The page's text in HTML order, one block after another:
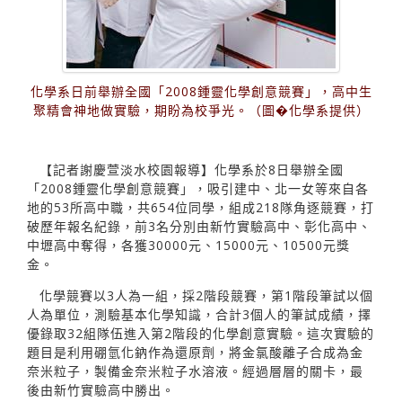
化學系日前舉辦全國「2008鍾靈化學創意競賽」，高中生
聚精會神地做實驗，期盼為校爭光。（圖�化學系提供）
【記者謝慶萱淡水校園報導】化學系於8日舉辦全國
「2008鍾靈化學創意競賽」，吸引建中、北一女等來自各
地的53所高中職，共654位同學，組成218隊角逐競賽，打
破歷年報名紀錄，前3名分別由新竹實驗高中、彰化高中、
中壢高中奪得，各獲30000元、15000元、10500元獎
金。
化學競賽以3人為一組，採2階段競賽，第1階段筆試以個
人為單位，測驗基本化學知識，合計3個人的筆試成績，擇
優錄取32組隊伍進入第2階段的化學創意實驗。這次實驗的
題目是利用硼氫化鈉作為還原劑，將金氯酸離子合成為金
奈米粒子，製備金奈米粒子水溶液。經過層層的關卡，最
後由新竹實驗高中勝出。